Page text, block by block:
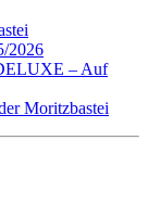
2026
– Auf
Moritzbastei